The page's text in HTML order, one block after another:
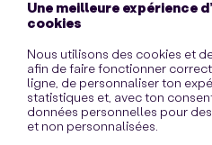
Une meilleure expérience
cookies
Nous utilisons des cookies et
afin de faire fonctionner
ligne, de personnaliser ton
statistiques et, avec ton
données personnelles pour
et non personnalisées.